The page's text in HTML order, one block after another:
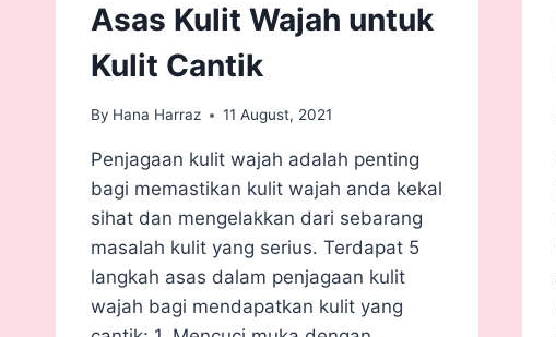
Asas Kulit Wajah untuk
Kulit Cantik
By Hana Harraz 11 August, 2021
Penjagaan kulit wajah adalah penting
bagi memastikan kulit wajah anda kekal
sihat dan mengelakkan dari sebarang
masalah kulit yang serius. Terdapat 5
langkah asas dalam penjagaan kulit
wajah bagi mendapatkan kulit yang